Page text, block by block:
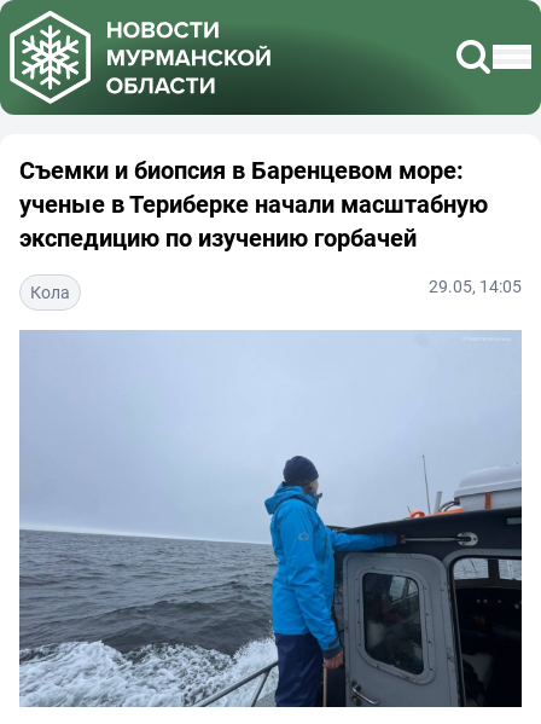
Съемки и биопсия в Баренцевом море:
ученые в Териберке начали масштабную
экспедицию по изучению горбачей
Кола 29.05, 14:05